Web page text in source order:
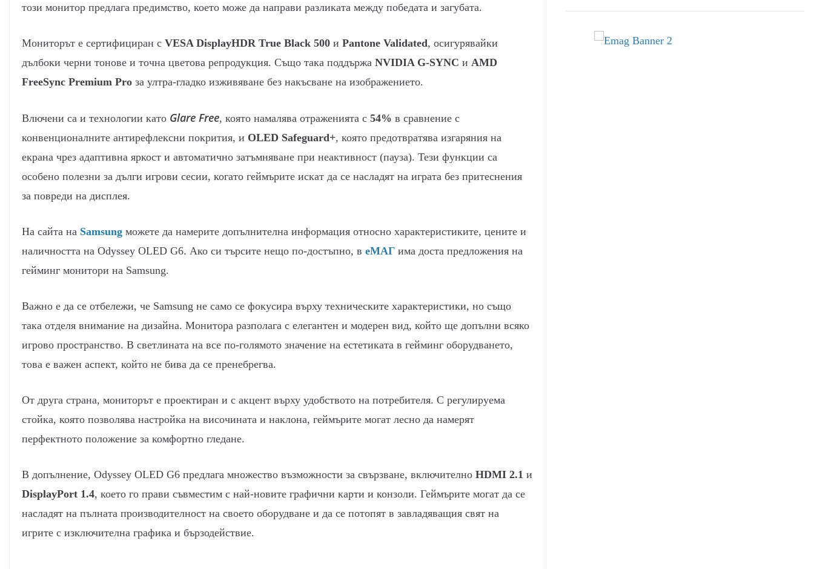
този монитор предлага предимство, което може да направи разликата между победата и загубата.
Мониторът е сертифициран с VESA DisplayHDR True Black 500 и Pantone Validated, осигурявайки
дълбоки черни тонове и точна цветова репродукция. Също така поддържа NVIDIA G-SYNC и AMD
FreeSync Premium Pro за ултра-гладко изживяване без накъсване на изображението.
Влючени са и технологии като Glare Free, която намалява отраженията с 54% в сравнение с
конвенционалните антирефлексни покрития, и OLED Safeguard+, която предотвратява изгаряния на
екрана чрез адаптивна яркост и автоматично затъмняване при неактивност (пауза). Тези функции са
особено полезни за дълги игрови сесии, когато геймърите искат да се насладят на играта без притеснения
за повреди на дисплея.
На сайта на Samsung можете да намерите допълнителна информация относно характеристиките, цените и
наличността на Odyssey OLED G6. Ако си търсите нещо по-достъпно, в еМАГ има доста предложения на
гейминг монитори на Samsung.
Важно е да се отбележи, че Samsung не само се фокусира върху техническите характеристики, но също
така отделя внимание на дизайна. Монитора разполага с елегантен и модерен вид, който ще допълни всяко
игрово пространство. В светлината на все по-голямото значение на естетиката в гейминг оборудването,
това е важен аспект, който не бива да се пренебрегва.
От друга страна, мониторът е проектиран и с акцент върху удобството на потребителя. С регулируема
стойка, която позволява настройка на височината и наклона, геймърите могат лесно да намерят
перфектното положение за комфортно гледане.
В допълнение, Odyssey OLED G6 предлага множество възможности за свързване, включително HDMI 2.1 и
DisplayPort 1.4, което го прави съвместим с най-новите графични карти и конзоли. Геймърите могат да се
насладят на пълната производителност на своето оборудване и да се потопят в завладяващия свят на
игрите с изключителна графика и бързодействие.